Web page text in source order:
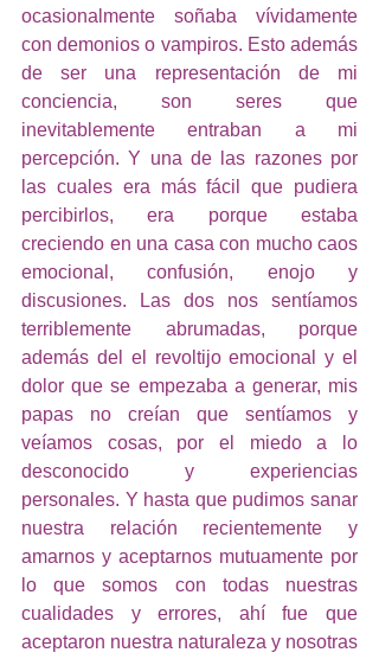
ocasionalmente soñaba vívidamente
con demonios o vampiros. Esto además
de ser una representación de mi
conciencia, son seres que
inevitablemente entraban a mi
percepción. Y una de las razones por
las cuales era más fácil que pudiera
percibirlos, era porque estaba
creciendo en una casa con mucho caos
emocional, confusión, enojo y
discusiones. Las dos nos sentíamos
terriblemente abrumadas, porque
además del el revoltijo emocional y el
dolor que se empezaba a generar, mis
papas no creían que sentíamos y
veíamos cosas, por el miedo a lo
desconocido y experiencias
personales. Y hasta que pudimos sanar
nuestra relación recientemente y
amarnos y aceptarnos mutuamente por
lo que somos con todas nuestras
cualidades y errores, ahí fue que
aceptaron nuestra naturaleza y nosotras